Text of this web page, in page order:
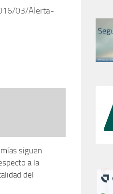
03/Alerta-
siguen
a la
del